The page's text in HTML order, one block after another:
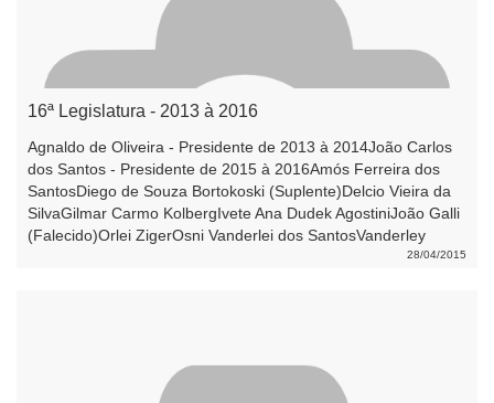
16ª Legislatura - 2013 à 2016
Agnaldo de Oliveira - Presidente de 2013 à 2014João Carlos
dos Santos - Presidente de 2015 à 2016Amós Ferreira dos
SantosDiego de Souza Bortokoski (Suplente)Delcio Vieira da
SilvaGilmar Carmo KolbergIvete Ana Dudek AgostiniJoão Galli
(Falecido)Orlei ZigerOsni Vanderlei dos SantosVanderley
28/04/2015